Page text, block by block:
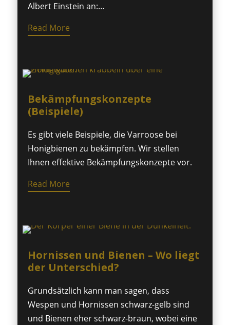
Albert Einstein an:…
Read More
Bekämpfungskonzepte
(Beispiele)
Es gibt viele Beispiele, die Varroose bei
Honigbienen zu bekämpfen. Wir stellen
Ihnen effektive Bekämpfungskonzepte vor.
Read More
Hornissen und Bienen – Wo liegt
der Unterschied?
Grundsätzlich kann man sagen, dass
Wespen und Hornissen schwarz-gelb sind
und Bienen eher schwarz-braun, wobei eine